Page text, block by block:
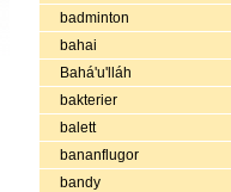
badminton
bahai
Bahá'u'lláh
bakterier
balett
bananflugor
bandy